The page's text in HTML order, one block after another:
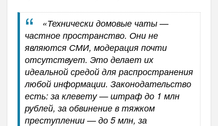
«Технически домовые чаты —
частное пространство. Они не
являются СМИ, модерация почти
отсутствует. Это делает их
идеальной средой для распространения
любой информации. Законодательство
есть: за клевету — штраф до 1 млн
рублей, за обвинение в тяжком
преступлении — до 5 млн, за